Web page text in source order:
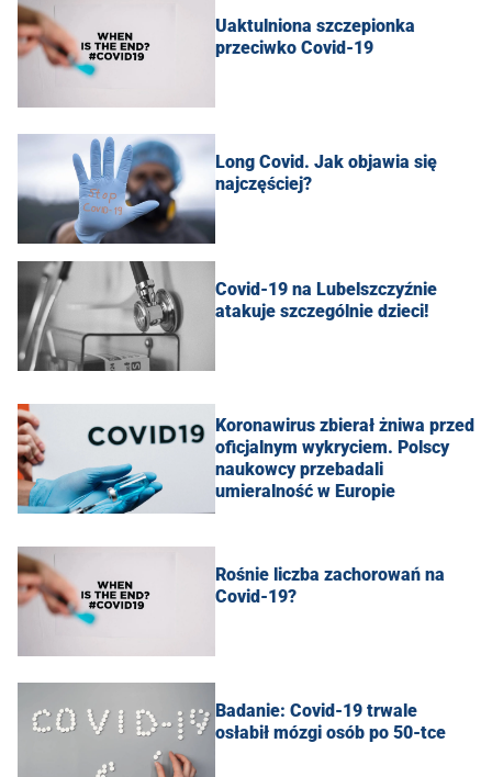
Uaktulniona szczepionka
przeciwko Covid-19
Long Covid. Jak objawia się
najczęściej?
Covid-19 na Lubelszczyźnie
atakuje szczególnie dzieci!
Koronawirus zbierał żniwa przed
oficjalnym wykryciem. Polscy
naukowcy przebadali
umieralność w Europie
Rośnie liczba zachorowań na
Covid-19?
Badanie: Covid-19 trwale
osłabił mózgi osób po 50-tce